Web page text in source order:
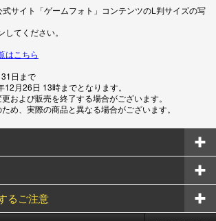
式サイト「ゲームフォト」コンテンツのL判サイズの写
てください。
はこちら
日まで
月26日 13時までとなります。
および販売を終了する場合がございます。
め、実際の商品と異なる場合がございます。
るご注意